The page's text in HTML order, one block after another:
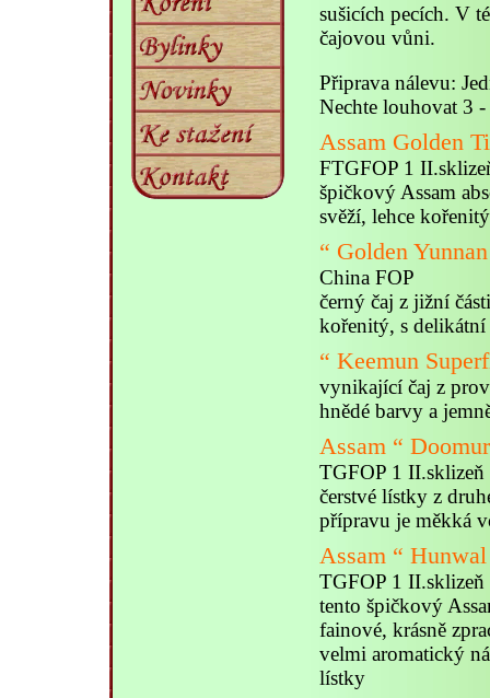
sušicích pecích. V
čajovou vůni.
Připrava nálevu:
Nechte louhovat 3
Assam Golden
FTGFOP 1
špičkový Assam
svěží, lehce
“ Golden
China FOP
černý čaj z jižní
kořenitý, s
“ Keemun
vynikající čaj z
hnědé barvy a
Assam “
TGFOP 1 II.sklizeň
čerstvé lístky z
přípravu je měkká
Assam “
TGFOP 1 II.sklizeň
tento špičkový
fainové, krásně
velmi aromatický
lístky